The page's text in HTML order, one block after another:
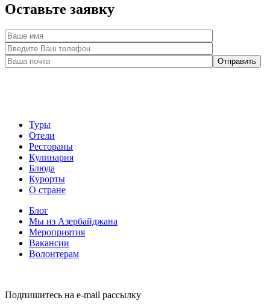
Оставьте заявку
Туры
Отели
Рестораны
Кулинария
Блюда
Курорты
О стране
Блог
Мы из Азербайджана
Мероприятия
Вакансии
Волонтерам
Подпишитесь на e-mail рассылку